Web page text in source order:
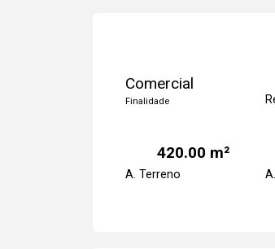
Comercial
Finalidade
420.00 m²
A. Terreno